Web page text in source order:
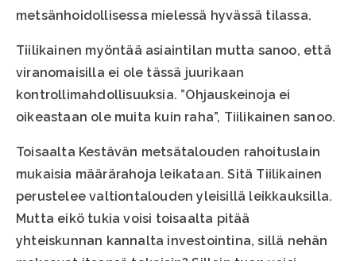
metsänhoidollisessa mielessä hyvässä tilassa.
Tiilikainen myöntää asiaintilan mutta sanoo, että
viranomaisilla ei ole tässä juurikaan
kontrollimahdollisuuksia. ”Ohjauskeinoja ei
oikeastaan ole muita kuin raha”, Tiilikainen sanoo.
Toisaalta Kestävän metsätalouden rahoituslain
mukaisia määrärahoja leikataan. Sitä Tiilikainen
perustelee valtiontalouden yleisillä leikkauksilla.
Mutta eikö tukia voisi toisaalta pitää
yhteiskunnan kannalta investointina, sillä nehän